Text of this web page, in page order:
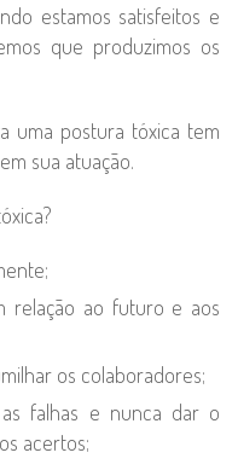
estamos satisfeitos e
que produzimos os
uma postura tóxica tem
sua atuação.
relação ao futuro e aos
os colaboradores;
as falhas e nunca dar o
acertos;